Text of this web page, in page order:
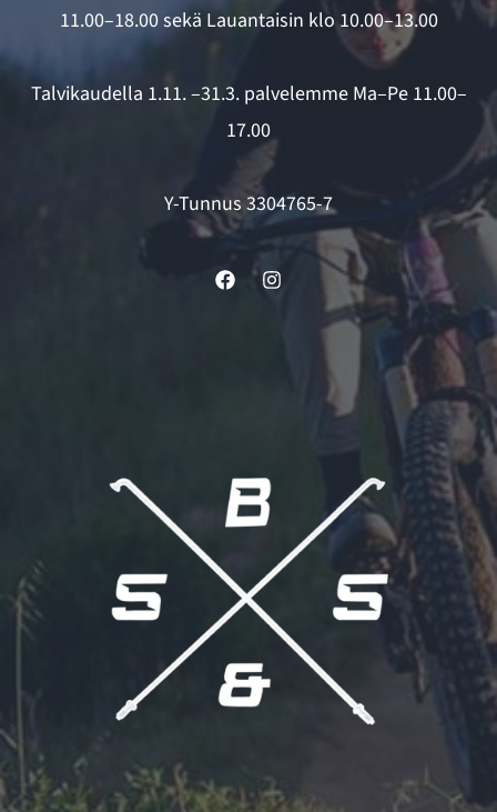
11.00–18.00 sekä Lauantaisin klo 10.00–13.00
Talvikaudella 1.11. –31.3. palvelemme Ma–Pe 11.00–
17.00
Y-Tunnus 3304765-7